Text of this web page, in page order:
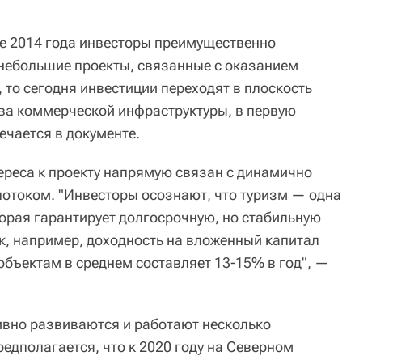
2014 года инвесторы преимущественно
проекты, связанные с оказанием
сегодня инвестиции переходят в плоскость
коммерческой инфраструктуры, в первую
в документе.
к проекту напрямую связан с динамично
"Инвесторы осознают, что туризм — одна
гарантирует долгосрочную, но стабильную
например, доходность на вложенный капитал
в среднем составляет 13-15% в год", —
развиваются и работают несколько
что к 2020 году на Северном